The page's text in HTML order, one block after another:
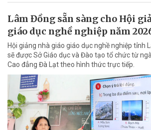
Lâm Đồng sẵn sàng cho Hội
giáo dục nghề nghiệp năm
Hội giảng nhà giáo giáo dục nghề nghiệp tỉnh
sẽ được Sở Giáo dục và Đào tạo tổ chức từ
Cao đẳng Đà Lạt theo hình thức trực tiếp.